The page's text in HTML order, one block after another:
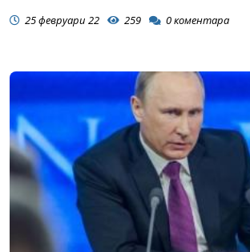
25 февруари 22 259 0коментара